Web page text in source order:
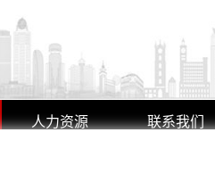
人力资源 联系我们